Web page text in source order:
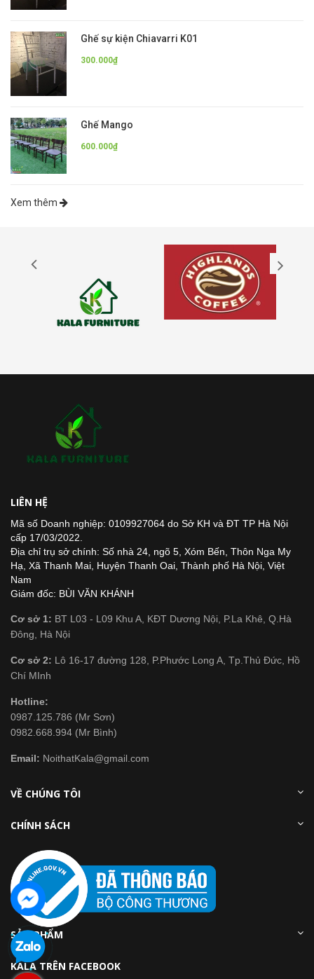
Ghế sự kiện Chiavarri K01
300.000₫
Ghế Mango
600.000₫
Xem thêm
LIÊN HỆ
Mã số Doanh nghiệp: 0109927064 do Sở KH và ĐT TP Hà Nội
cấp 17/03/2022.
Địa chỉ trụ sở chính: Số nhà 24, ngõ 5, Xóm Bến, Thôn Nga My
Hạ, Xã Thanh Mai, Huyện Thanh Oai, Thành phố Hà Nội, Việt
Nam
Giám đốc: BÙI VĂN KHÁNH
Cơ sở 1: BT L03 - L09 Khu A, KĐT Dương Nội, P.La Khê, Q.Hà
Đông, Hà Nội
Cơ sở 2: Lô 16-17 đường 128, P.Phước Long A, Tp.Thủ Đức, Hồ
Chí MInh
Hotline:
0987.125.786 (Mr Sơn)
0982.668.994 (Mr Bình)
Email: NoithatKala@gmail.com
VỀ CHÚNG TÔI
CHÍNH SÁCH
SẢN PHẨM
KALA TRÊN FACEBOOK